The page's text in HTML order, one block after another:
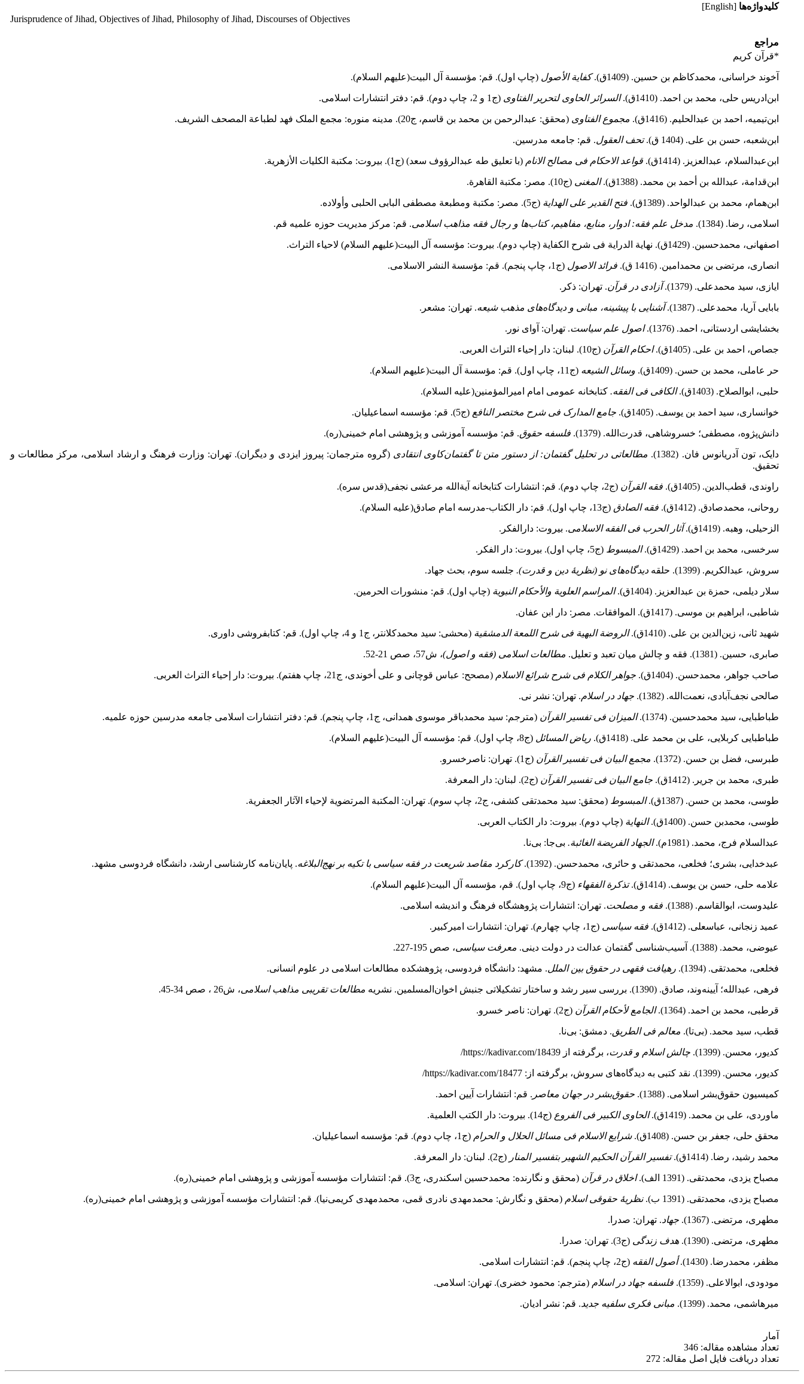
کلیدواژه‌ها [English]
Jurisprudence of Jihad, Objectives of Jihad, Philosophy of Jihad, Discourses of Objectives
مراجع
*قرآن کریم
آخوند خراسانی، محمدکاظم بن حسین. (1409ق). کفایة الأصول (چاپ اول). قم: مؤسسة آل البیت(علیهم السلام).
ابن‌‌ادریس حلی‌، محمد بن‌ احمد. (1410ق). السرائر الحاوی لتحریر الفتاوى (ج1 و 2، چاپ دوم). قم: دفتر انتشارات اسلامى‌.
ابن‌تیمیه، احمد بن عبدالحلیم. (1416ق). مجموع الفتاوی (محقق: عبدالرحمن بن محمد بن قاسم، ج20). مدینه منوره: مجمع الملک فهد لطباعة المصحف الشریف.
ابن‌شعبه، حسن بن علی. (1404 ق). تحف العقول. قم: جامعه مدرسین.
ابن‌عبدالسلام، عبدالعزیز. (1414ق). قواعد الاحکام فی مصالح الانام (با تعلیق طه عبدالرؤوف سعد) (ج1). بیروت: مکتبة الکلیات الأزهریة.
ابن‌قدامة، عبدالله بن أحمد بن محمد. (1388ق). المغنی (ج10). مصر: مکتبة القاهرة.
ابن‌همام، محمد بن عبدالواحد. (1389ق). فتح القدیر على الهدایة (ج5). مصر: مکتبة ومطبعة مصطفى البابی الحلبی وأولاده.
اسلامی، رضا. (1384). مدخل علم فقه: ادوار، منابع، مفاهیم، کتاب‌ها و رجال فقه مذاهب اسلامی. قم: مرکز مدیریت حوزه علمیه قم.
اصفهانی، محمدحسین. (1429ق). نهایة الدرایة فی شرح الکفایة (چاپ دوم). بیروت‏: مؤسسه آل البیت(علیهم السلام) لاحیاء التراث‏.
انصاری، مرتضی بن محمدامین. (1416 ق). فرائد الاصول (ج1، چاپ پنجم). قم: مؤسسة النشر الاسلامی‏.
ایازی، سید محمدعلی. (1379). ‎ آزادی در قرآن. تهران: ذکر.
بابایی آریا، محمدعلی. (1387). آشنایی با پیشینه، مبانی و دیدگاه‌های مذهب شیعه. تهران: مشعر.
بخشایشی اردستانی، احمد. (1376). اصول علم سیاست. تهران: آوای نور.
جصاص، احمد بن على. (1405ق). احکام القرآن (ج10). لبنان: دار إحیاء التراث العربی.
حر عاملی، محمد بن حسن. (1409ق). وسائل الشیعه (ج11، چاپ اول). قم: مؤسسة آل البیت(علیهم السلام)‏.
حلبى، ابوالصلاح. (‌1403ق). ‌الکافی فی الفقه.‌ کتابخانه عمومى امام امیرالمؤمنین(علیه السلام).
خوانسارى، سید احمد بن یوسف‌. (1405ق). جامع المدارک فی شرح مختصر النافع‌ (ج5). قم: مؤسسه اسماعیلیان‌.
دانش‌پژوه، مصطفی؛ خسروشاهی، قدرت‌الله. (1379). فلسفه حقوق. قم: مؤسسه آموزشی و پژوهشی امام خمینی(ره).
دایک‌، تون‌ آدریانوس‌ فان‌. (1382). مطالعاتی‌ در تحلیل‌ گفتمان‌: از دستور متن‌ تا گفتمان‌کاوی‌ انتقادی ‌ (گروه‌ مترجمان: پیروز ایزدی‌ و دیگران). تهران: وزارت فرهنگ و ارشاد اسلامی، مرکز مطالعات و
تحقیق.
راوندى، قطب‌الدین. (1405ق). فقه القرآن (ج2، چاپ دوم). قم: انتشارات کتابخانه آیة‌الله مرعشى نجفى(قدس سره).
روحانی، محمدصادق. (1412ق). فقه الصادق (ج13، چاپ اول). ‌قم: دار الکتاب-مدرسه امام صادق(علیه السلام).
الزحیلی، وهبه. (1419ق). آثار الحرب فی الفقه الاسلامی. بیروت: دارالفکر.
سرخسی‌، محمد بن‌ احمد. (1429ق). المبسوط (ج5، چاپ اول). بیروت: دار الفکر.
سروش، عبدالکریم. (1399). حلقه دیدگاه‌های نو (نظریهٔ دین و قدرت). جلسه سوم، بحث جهاد.
سلار دیلمی، حمزة بن عبدالعزیز. (1404ق). المراسم العلویة والأحکام النبویة (چاپ اول). قم: منشورات الحرمین‌.
شاطبی، ابراهیم بن موسی. (1417ق). الموافقات. مصر: دار ابن عفان.
شهید ثانی‌، زین‌الدین بن‌ علی‌. (1410ق). الروضة ‌البهیة‌ فی‌ شرح‌ اللمعة‌ الدمشقیة‌ (محشی: سید محمد‌کلانتر، ج1 و 4، چاپ اول). قم: کتابفروشى داورى‌.
صابری، حسین. (1381). فقه و چالش میان تعبد و تعلیل. مطالعات اسلامی (فقه و اصول)، ش57، صص 21-52.
صاحب جواهر، محمدحسن. (1404ق). جواهر الکلام فی شرح شرائع الاسلام (مصحح: عباس قوچانی و علی أخوندی، ج21، چاپ هفتم). بیروت: دار إحیاء التراث العربی‌.
صالحی نجف‌آبادی، نعمت‌الله. (1382). جهاد در اسلام. تهران: نشر نی.
طباطبایى، سید محمدحسین. (1374). المیزان فى تفسیر القرآن (مترجم: سید محمدباقر موسوى همدانى، ج1، چاپ پنجم). قم: دفتر انتشارات اسلامى جامعه مدرسین حوزه علمیه.
طباطبایی کربلایی، علی بن محمد علی. (1418ق). ریاض المسائل (ج8، چاپ اول). ‌قم: مؤسسه آل البیت(علیهم السلام).
طبرسى، فضل بن حسن. (1372). مجمع البیان فی تفسیر القرآن (ج1). تهران: ناصرخسرو.
طبرى، محمد بن جریر. (1412ق). جامع البیان فى تفسیر القرآن (ج2). لبنان: دار المعرفة.
طوسی، محمد بن حسن. (1387ق). المبسوط (محقق: سید محمدتقى کشفى، ج2، چاپ سوم). تهران: المکتبة المرتضویة لإحیاء الآثار الجعفریة‌.
طوسی، محمدبن حسن. (1400ق). النهایة (چاپ دوم). بیروت: دار الکتاب العربی.
عبدالسلام فرج، محمد. (1981م). الجهاد ‌الفریضة ‌الغائبة. بی‌جا: بی‌نا.
عبدخدایی، بشری؛ فخلعی، محمدتقی و حائری، محمدحسن. (1392). کارکرد مقاصد شریعت در فقه سیاسی با تکیه بر نهج‌البلاغه. پایان‌نامه کارشناسی ارشد، دانشگاه فردوسی مشهد.
علامه حلی، حسن بن یوسف. (1414ق). تذکرة الفقهاء (ج9، چاپ اول). قم، مؤسسه آل البیت(علیهم السلام).
علیدوست، ابوالقاسم. (1388). فقه و مصلحت. تهران: انتشارات پژوهشگاه فرهنگ و اندیشه اسلامی.
عمید زنجانی‌، عباسعلی‌. (1412ق). فقه سیاسی (ج1، چاپ چهارم). تهران: انتشارات امیرکبیر‌.
عیوضی، محمد. (1388). آسیب‌شناسی گفتمان عدالت در دولت دینی. معرفت سیاسی، صص 195-227.
فخلعی، محمدتقی. (1394). رهیافت فقهی در حقوق بین الملل. مشهد: دانشگاه فردوسی، پژوهشکده مطالعات اسلامی در علوم انسانی.
فرهی، عبدالله؛ آیینه‌وند، صادق. (1390). بررسی سیر رشد و ساختار تشکیلاتی جنبش اخوان‌المسلمین. نشریه مطالعات تقریبی مذاهب اسلامی، ش26 ، صص 34-45.
قرطبى، محمد بن احمد. (1364). الجامع لأحکام القرآن (ج2). تهران: ناصر خسرو.
قطب، سید محمد. (بی‌تا). معالم فی الطریق. دمشق: بی‌نا.
کدیور، محسن. (1399). چالش اسلام و قدرت، برگرفته از https://kadivar.com/18439/
کدیور، محسن. (1399). نقد کتبی به دیدگاه‌های سروش، برگرفته از: https://kadivar.com/18477/
کمیسیون حقوق‌بشر اسلامی. (1388). حقوق‌بشر در جهان معاصر . قم: انتشارات آیین احمد.
ماوردی‌، علی بن‌ محمد. (1419ق). الحاوی الکبیر فی الفروع (ج14). بیروت: دار الکتب العلمیة.
محقق‌ حلی‌، جعفر بن‌ حسن. (1408ق). شرایع الاسلام فی مسائل الحلال و الحرام (ج1، چاپ دوم). قم: مؤسسه اسماعیلیان.
محمد رشید، رضا. (1414ق). تفسیر القرآن الحکیم الشهیر بتفسیر المنار (ج2). لبنان: دار المعرفة.
مصباح یزدى، محمدتقى. (1391 الف). اخلاق در قرآن (محقق و نگارنده: محمدحسین اسکندری، ج3). قم: انتشارات مؤسسه آموزشى و پژوهشى امام خمینى(ره).
مصباح یزدى، محمدتقى. (1391 ب). نظریهٔ حقوقى اسلام (محقق و نگارش: محمدمهدى نادرى قمى، محمدمهدى کریمى‌نیا). قم: انتشارات مؤسسه آموزشى و پژوهشى امام خمینى(ره).
مطهری، مرتضی. (1367). جهاد. تهران: صدرا.
مطهری، مرتضی. (1390). هدف زندگی (ج3). تهران: صدرا.
مظفر، محمدرضا. (1430). أصول الفقه (ج2، چاپ پنجم). قم: انتشارات اسلامى.
مودودی‌، ابوالاعلی‌. (1359). فلسفه جهاد در اسلام (مترجم: محمود خضری). تهران: اسلامی.
میرهاشمی، محمد. (1399). ‎ مبانی فکری سلفیه جدید. قم: نشر ادیان.
آمار
تعداد مشاهده مقاله: 346
تعداد دریافت فایل اصل مقاله: 272